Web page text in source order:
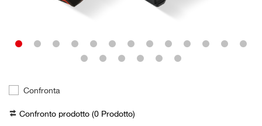
Confronta
Confronto prodotto (0 Prodotto)